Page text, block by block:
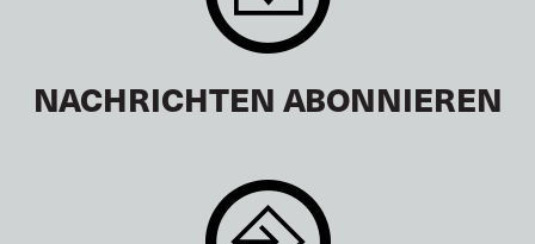
NACHRICHTEN ABONNIEREN